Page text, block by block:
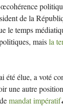
de la
le temps
maisla
été élue, a voté
une autre
mandat impératif